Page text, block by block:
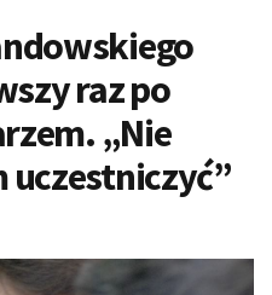
raz po
„Nie
uczestniczyć”